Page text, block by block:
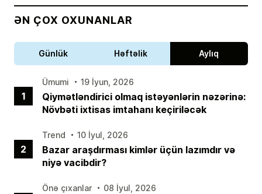
ƏN ÇOX OXUNANLAR
Günlük Həftəlik Aylıq
1
Ümumi 19 İyun, 2026
Qiymətləndirici olmaq istəyənlərin nəzərinə:
Növbəti ixtisas imtahanı keçiriləcək
2
Trend 10 İyul, 2026
Bazar araşdırması kimlər üçün lazımdır və
niyə vacibdir?
Önə çıxanlar 08 İyul, 2026